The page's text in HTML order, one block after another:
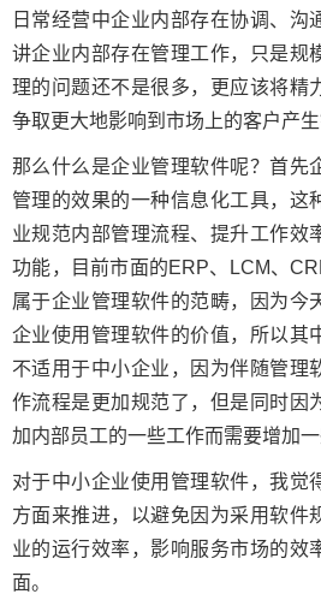
日常经营中企业内部存在协调、沟
讲企业内部存在管理工作，只是规
理的问题还不是很多，更应该将精
争取更大地影响到市场上的客户产生
那么什么是企业管理软件呢？首先
管理的效果的一种信息化工具，这
业规范内部管理流程、提升工作效
功能，目前市面的ERP、LCM、
属于企业管理软件的范畴，因为今
企业使用管理软件的价值，所以其
不适用于中小企业，因为伴随管理
作流程是更加规范了，但是同时因
加内部员工的一些工作而需要增加一
对于中小企业使用管理软件，我觉
方面来推进，以避免因为采用软件
业的运行效率，影响服务市场的效
面。